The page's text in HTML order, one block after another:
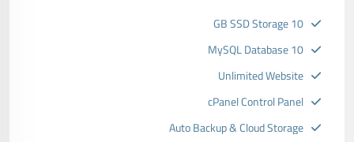
10 GB SSD Storage
10 MySQL Database
Unlimited Website
cPanel Control Panel
Auto Backup & Cloud Storage